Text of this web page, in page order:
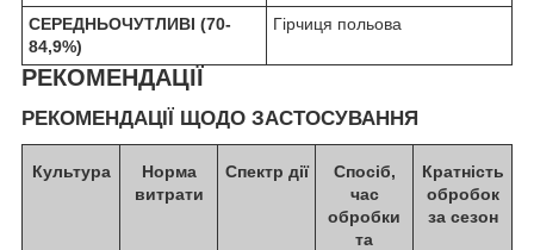
СЕРЕДНЬОЧУТЛИВІ (70-
84,9%)
Гірчиця польова
РЕКОМЕНДАЦІЇ
РЕКОМЕНДАЦІЇ ЩОДО ЗАСТОСУВАННЯ
Культура
Норма
витрати
Спектр дії
Спосіб,
час
обробки
та
Кратність
обробок
за сезон